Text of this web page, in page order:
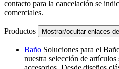
contacto para la cancelación se
comerciales.
Productos Mostrar/ocultar enlaces
Baño Soluciones para el
nuestra selección de